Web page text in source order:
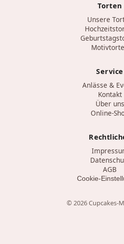
Torten
Unsere
Service
Anlässe &
Kontakt
Über uns
Online-
AGB
Cookie-
© 2026Cupcakes-